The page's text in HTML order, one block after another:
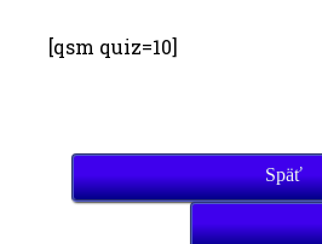
[qsm quiz=10]
Späť